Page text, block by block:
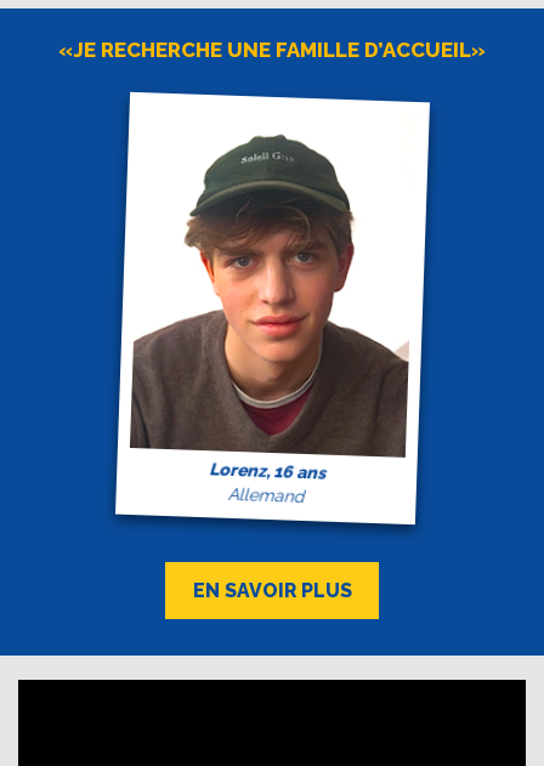
«JE RECHERCHE UNE FAMILLE D’ACCUEIL»
Lorenz, 16 ans
Allemand
EN SAVOIR PLUS